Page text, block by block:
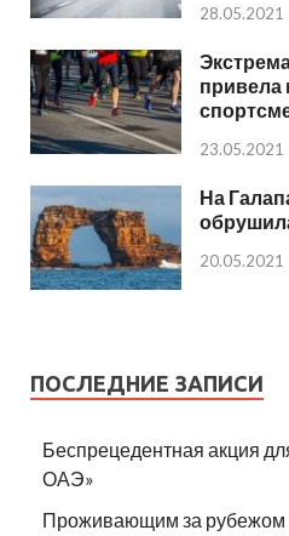
28.05.2021
привела
23.05.2021
На
20.05.2021
ПОСЛЕДНИЕ ЗАПИСИ
Беспрецедентная акция
ОАЭ»
Проживающим за рубежом